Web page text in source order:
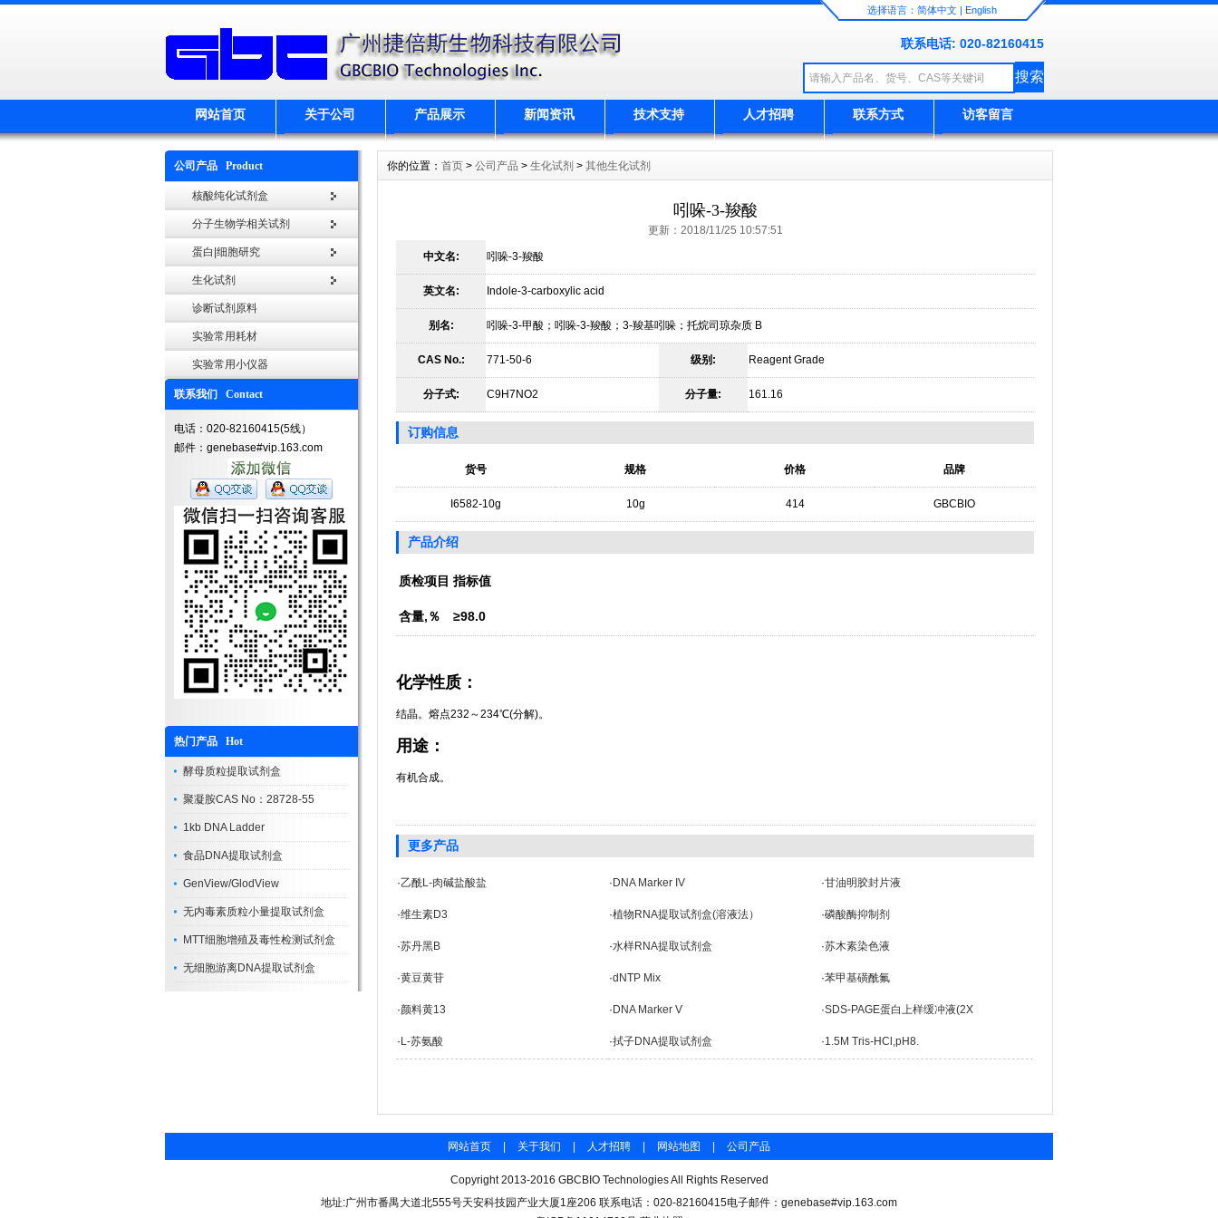
选择语言： 简体中文 | English
联系电话: 020-82160415
网站首页 关于公司 产品展示 新闻资讯 技术支持 人才招聘 联系方式 访客留言
公司产品 Product
核酸纯化试剂盒
分子生物学相关试剂
蛋白|细胞研究
生化试剂
诊断试剂原料
实验常用耗材
实验常用小仪器
联系我们 Contact
电话：020-82160415(5线）
邮件：genebase#vip.163.com
热门产品 Hot
酵母质粒提取试剂盒
聚凝胺CAS No：28728-55
1kb DNA Ladder
食品DNA提取试剂盒
GenView/GlodView
无内毒素质粒小量提取试剂盒
MTT细胞增殖及毒性检测试剂盒
无细胞游离DNA提取试剂盒
你的位置： 首页 > 公司产品 > 生化试剂 > 其他生化试剂
吲哚-3-羧酸
更新：2018/11/25 10:57:51
中文名: 吲哚-3-羧酸
英文名: Indole-3-carboxylic acid
别名: 吲哚-3-甲酸；吲哚-3-羧酸；3-羧基吲哚；托烷司琼杂质 B
CAS No.: 771-50-6 级别: Reagent Grade
分子式: C9H7NO2 分子量: 161.16
订购信息
货号 规格 价格 品牌
I6582-10g 10g 414 GBCBIO
产品介绍
质检项目 指标值
含量,％ ≥98.0
化学性质：
结晶。熔点232～234℃(分解)。
用途：
有机合成。
更多产品
·乙酰L-肉碱盐酸盐
·维生素D3
·苏丹黑B
·黄豆黄苷
·颜料黄13
· L-苏氨酸
· DNA Marker IV
·植物RNA提取试剂盒(溶液法）
·水样RNA提取试剂盒
·dNTP Mix
· DNA Marker V
·拭子DNA提取试剂盒
·甘油明胶封片液
·磷酸酶抑制剂
·苏木素染色液
·苯甲基磺酰氟
·SDS-PAGE蛋白上样缓冲液(2X
·1.5M Tris-HCl,pH8.
网站首页 关于我们 人才招聘 网站地图 公司产品
Copyright 2013-2016 GBCBIO Technologies All Rights Reserved
地址:广州市番禺大道北555号天安科技园产业大厦1座206 联系电话：020-82160415电子邮件：genebase#vip.163.com